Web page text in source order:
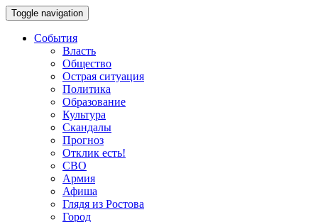
Toggle navigation
События
Власть
Общество
Острая ситуация
Политика
Образование
Культура
Скандалы
Прогноз
Отклик есть!
СВО
Армия
Афиша
Глядя из Ростова
Город